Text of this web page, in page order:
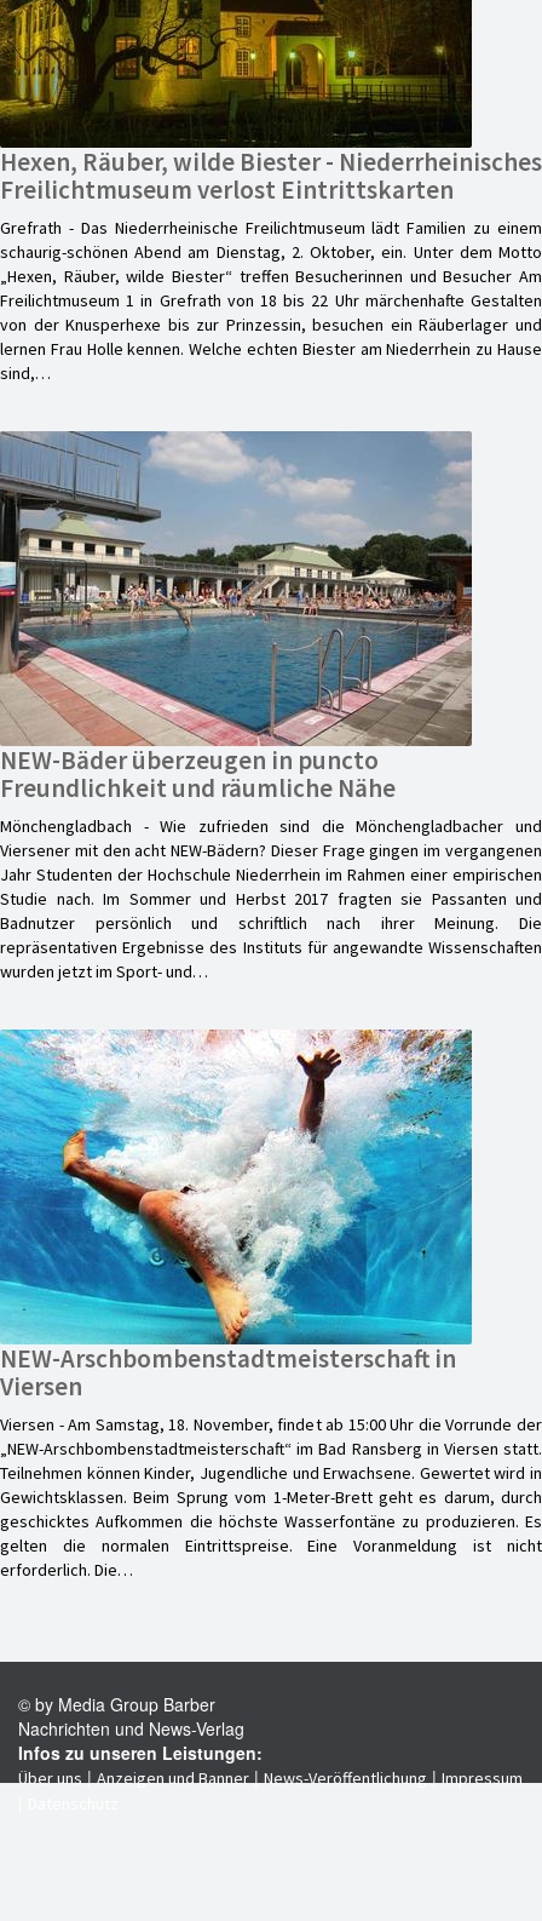
Hexen, Räuber, wilde Biester - Niederrheinisches
Freilichtmuseum verlost Eintrittskarten
Grefrath - Das Niederrheinische Freilichtmuseum lädt Familien zu einem
schaurig-schönen Abend am Dienstag, 2. Oktober, ein. Unter dem Motto
„Hexen, Räuber, wilde Biester“ treffen Besucherinnen und Besucher Am
Freilichtmuseum 1 in Grefrath von 18 bis 22 Uhr märchenhafte Gestalten
von der Knusperhexe bis zur Prinzessin, besuchen ein Räuberlager und
lernen Frau Holle kennen. Welche echten Biester am Niederrhein zu Hause
sind,…
NEW-Bäder überzeugen in puncto
Freundlichkeit und räumliche Nähe
Mönchengladbach - Wie zufrieden sind die Mönchengladbacher und
Viersener mit den acht NEW-Bädern? Dieser Frage gingen im vergangenen
Jahr Studenten der Hochschule Niederrhein im Rahmen einer empirischen
Studie nach. Im Sommer und Herbst 2017 fragten sie Passanten und
Badnutzer persönlich und schriftlich nach ihrer Meinung. Die
repräsentativen Ergebnisse des Instituts für angewandte Wissenschaften
wurden jetzt im Sport- und…
NEW-Arschbombenstadtmeisterschaft in
Viersen
Viersen - Am Samstag, 18. November, findet ab 15:00 Uhr die Vorrunde der
„NEW-Arschbombenstadtmeisterschaft“ im Bad Ransberg in Viersen statt.
Teilnehmen können Kinder, Jugendliche und Erwachsene. Gewertet wird in
Gewichtsklassen. Beim Sprung vom 1-Meter-Brett geht es darum, durch
geschicktes Aufkommen die höchste Wasserfontäne zu produzieren. Es
gelten die normalen Eintrittspreise. Eine Voranmeldung ist nicht
erforderlich. Die…
© by Media Group Barber
Nachrichten und News-Verlag
Infos zu unseren Leistungen:
Über uns|Anzeigen und Banner|News-Veröffentlichung|Impressum